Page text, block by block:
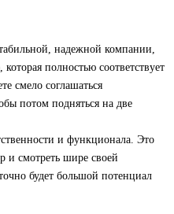
надежной компании,
полностью соответствует
смело соглашаться
потом подняться на две
и функционала. Это
и смотреть шире своей
будет большой потенциал